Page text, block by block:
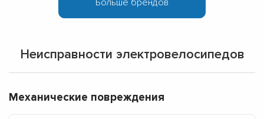
Неисправности электровелосипедов
Механические повреждения